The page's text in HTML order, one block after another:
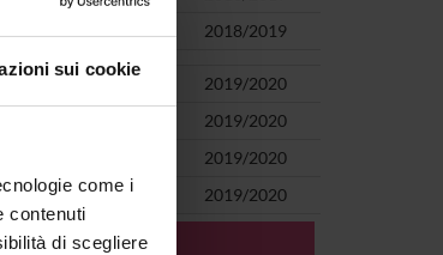
sui cookie
come i
contenuti
di scegliere
2018/2019
2019/2020
2019/2020
2019/2020
2019/2020